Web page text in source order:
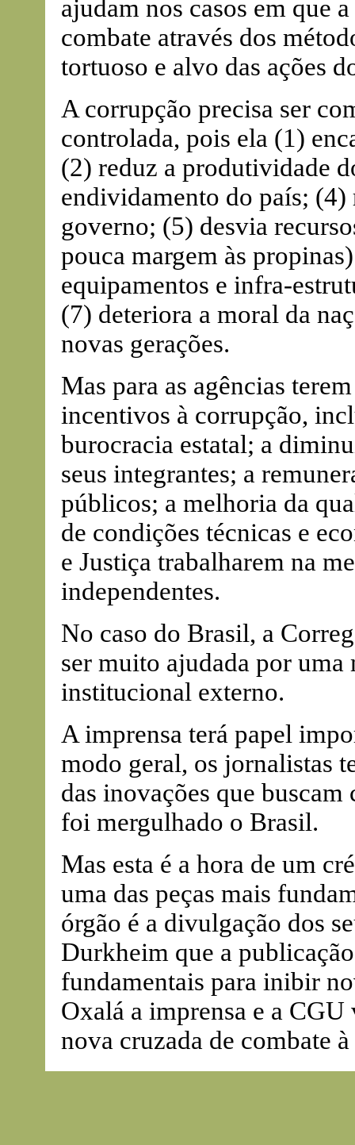
ajudam nos casos em que
combate através dos
tortuoso e alvo das ações
A corrupção precisa ser
controlada, pois ela (1)
(2) reduz a produtividade
endividamento do país; (4)
governo; (5) desvia
pouca margem às
equipamentos e infra-
(7) deteriora a moral da
novas gerações.
Mas para as agências
incentivos à corrupção,
burocracia estatal; a
seus integrantes; a
públicos; a melhoria da
de condições técnicas e
e Justiça trabalharem na
independentes.
No caso do Brasil, a
ser muito ajudada por
institucional externo.
A imprensa terá papel
modo geral, os jornalistas
das inovações que
foi mergulhado o Brasil.
Mas esta é a hora de um
uma das peças mais
órgão é a divulgação dos
Durkheim que a
fundamentais para inibir
Oxalá a imprensa e a CGU
nova cruzada de combate